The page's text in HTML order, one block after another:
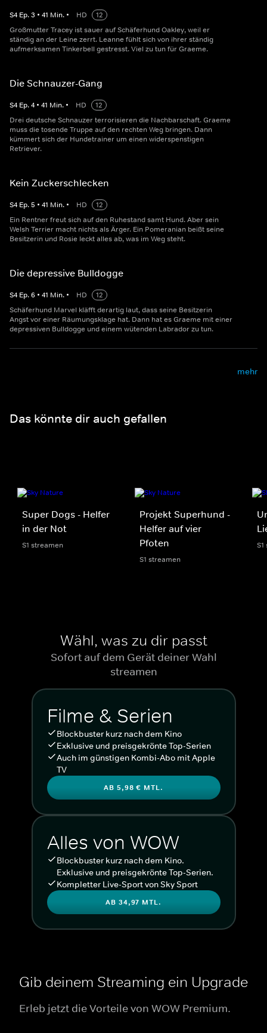
S4 Ep.3 • 41 Min. • HD
12
Großmutter Tracey ist sauer auf Schäferhund Oakley, weil er
ständig an der Leine zerrt. Leanne fühlt sich von ihrer ständig
aufmerksamen Tinkerbell gestresst. Viel zu tun für Graeme.
Die Schnauzer-Gang
S4 Ep.4 • 41 Min. • HD
12
Drei deutsche Schnauzer terrorisieren die Nachbarschaft. Graeme
muss die tosende Truppe auf den rechten Weg bringen. Dann
kümmert sich der Hundetrainer um einen widerspenstigen
Retriever.
Kein Zuckerschlecken
S4 Ep.5 • 41 Min. • HD
12
Ein Rentner freut sich auf den Ruhestand samt Hund. Aber sein
Welsh Terrier macht nichts als Ärger. Ein Pomeranian beißt seine
Besitzerin und Rosie leckt alles ab, was im Weg steht.
Die depressive Bulldogge
S4 Ep.6 • 41 Min. • HD
12
Schäferhund Marvel kläfft derartig laut, dass seine Besitzerin
Angst vor einer Räumungsklage hat. Dann hat es Graeme mit einer
depressiven Bulldogge und einem wütenden Labrador zu tun.
mehr
Das könnte dir auch gefallen
Super Dogs - Helfer
in der Not
S1 streamen
Projekt Superhund -
Helfer auf vier
Pfoten
S1 streamen
Wähl, was zu dir passt
Sofort auf dem Gerät deiner Wahl
streamen
Filme & Serien
Blockbuster kurz nach dem Kino
Exklusive und preisgekrönte Top-Serien
Auch im günstigen Kombi-Abo mit Apple
TV
AB 5,98 € MTL.
Alles von WOW
Blockbuster kurz nach dem Kino.
Exklusive und preisgekrönte Top-Serien.
Kompletter Live-Sport von Sky Sport
AB 34,97 MTL.
Gib deinem Streaming ein Upgrade
Erleb jetzt die Vorteile von WOW Premium.